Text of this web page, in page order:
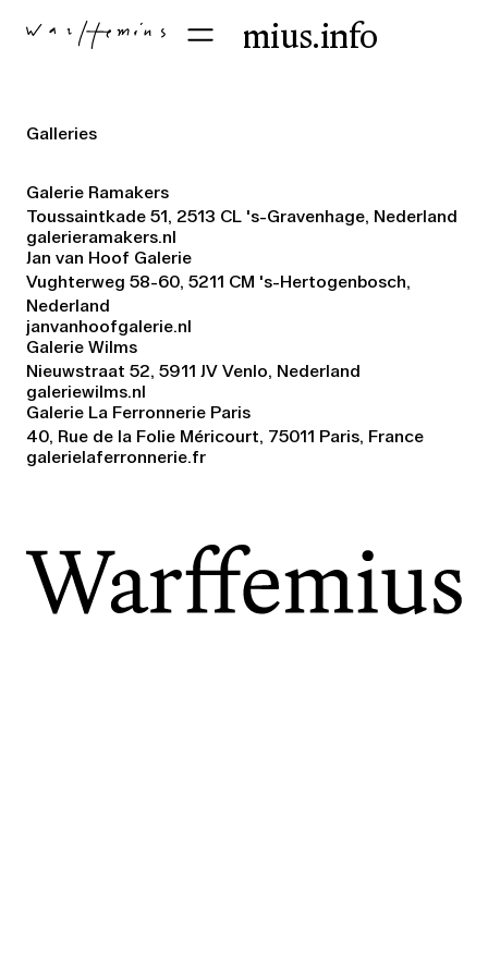
atelier@warffemius.info
Galleries
Galerie Ramakers
Toussaintkade 51, 2513 CL 's-Gravenhage, Nederland
galerieramakers.nl
Jan van Hoof Galerie
Vughterweg 58-60, 5211 CM 's-Hertogenbosch,
Nederland
janvanhoofgalerie.nl
Galerie Wilms
Nieuwstraat 52, 5911 JV Venlo, Nederland
galeriewilms.nl
Galerie La Ferronnerie Paris
40, Rue de la Folie Méricourt, 75011 Paris, France
galerielaferronnerie.fr